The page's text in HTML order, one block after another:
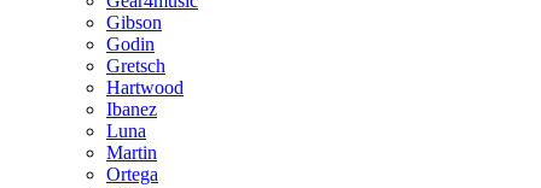
Gibson
Godin
Gretsch
Hartwood
Ibanez
Luna
Martin
Ortega